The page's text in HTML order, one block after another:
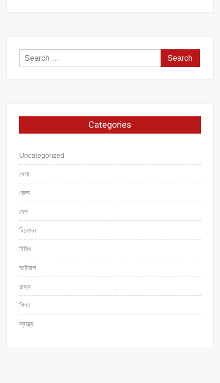
Search
for:
Categories
Uncategorized
খেলা
জেলা
দেশ
বিনোদন
বিবিধ
ভাইরাল
রাজ্য
শিক্ষা
স্বাস্থ্য